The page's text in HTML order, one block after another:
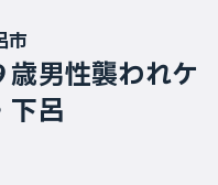
市
歳男性襲われケ
呂